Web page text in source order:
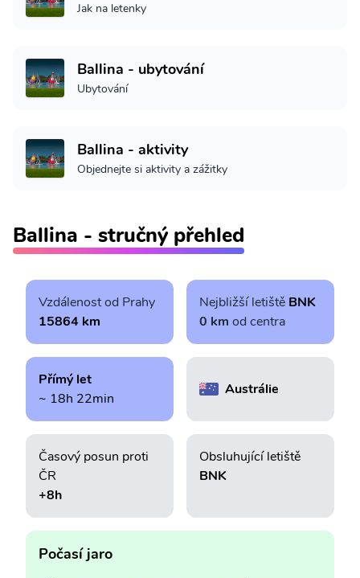
Jak na letenky
Ballina - ubytování
Ubytování
Ballina - aktivity
Objednejte si aktivity a zážitky
Ballina - stručný přehled
Vzdálenost od Prahy
15864 km
Nejbližší letiště BNK
0 km od centra
Přímý let
~ 18h 22min
Austrálie
Časový posun proti
ČR
+8h
Obsluhující letiště
BNK
Počasí jaro